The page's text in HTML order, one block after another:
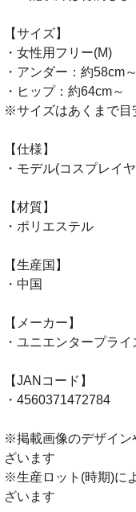
【サイズ】
・女性用フリー(M)
・アンダー：約58cm～
・ヒップ：約64cm～
※サイズはあくまで目
【仕様】
・モデル(コスプレイ
【材質】
・ポリエステル
【生産国】
・中国
【メーカー】
・ユニエンタープラ
【JANコード】
・4560371472784
※掲載画像のデザイン
ざいます
※生産ロット(時期)に
ざいます